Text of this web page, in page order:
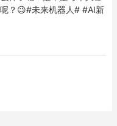
？😉#未来机器人# #AI新